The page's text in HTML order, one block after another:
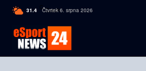
31.4 C Czech
Čtvrtek 6. srpna 2026